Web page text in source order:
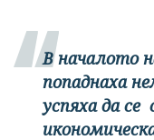
В началото
попаднаха
успяха да